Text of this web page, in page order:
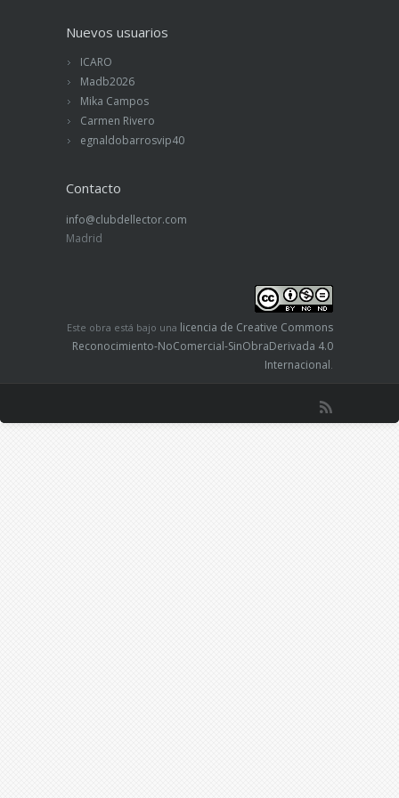
Blinde. Una trama bastante simple y predecible
Nuevos usuarios
ICARO
Madb2026
Mika Campos
Carmen Rivero
egnaldobarrosvip40
Contacto
info@clubdellector.com
Madrid
Este obra está bajo una licencia de Creative Commons
Reconocimiento-NoComercial-SinObraDerivada 4.0
Internacional